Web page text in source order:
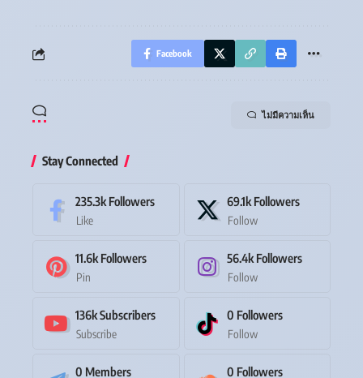
Facebook
ไม่มีความเห็น
Stay Connected
235.3k Followers
Like
69.1k Followers
Follow
11.6k Followers
Pin
56.4k Followers
Follow
136kSubscribers
Subscribe
0 Followers
Follow
0 Members 0 Followers